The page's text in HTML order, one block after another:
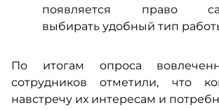
появляется право
выбирать удобный тип
По итогам опроса
сотрудников отметили, что
навстречу их интересам и